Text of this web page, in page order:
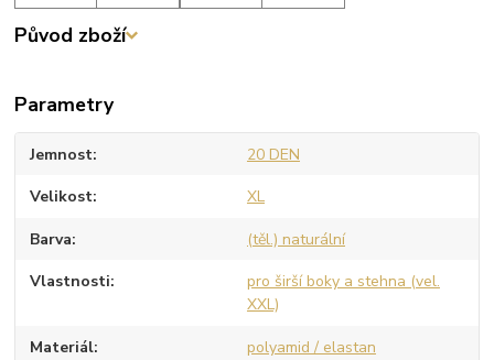
Původ zboží
Parametry
Jemnost 20 DEN
Velikost XL
Barva (těl.) naturální
Vlastnosti
pro širší boky a stehna (vel.
XXL)
Materiál polyamid / elastan